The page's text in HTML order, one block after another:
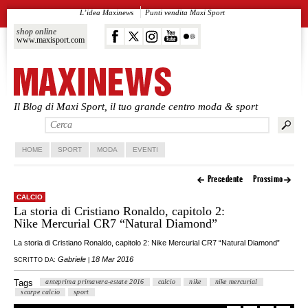
Il Blog di Maxi Sport, il tuo grande centro moda & sport
shop online
www.maxisport.com
L’idea Maxinews Punti vendita Maxi Sport
Vai al contenuto principale
Vai al contenuto secondario
HOME SPORT MODA EVENTI
Precedente Prossimo
CALCIO
La storia di Cristiano Ronaldo, capitolo 2:
Nike Mercurial CR7 “Natural Diamond”
La storia di Cristiano Ronaldo, capitolo 2: Nike Mercurial CR7 “Natural Diamond”
SCRITTO DA: Gabriele 18 Mar 2016
Tags anteprima primavera-estate 2016 calcio nike
nike mercurial
scarpe calcio
sport